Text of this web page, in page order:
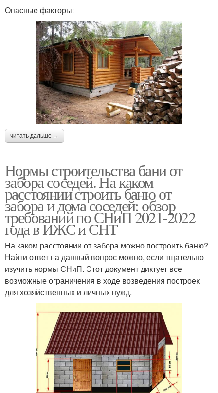
Опасные факторы:
читать дальше →
Нормы строительства бани от
забора соседей. На каком
расстоянии строить баню от
забора и дома соседей: обзор
требований по СНиП 2021-2022
года в ИЖС и СНТ
На каком расстоянии от забора можно построить баню?
Найти ответ на данный вопрос можно, если тщательно
изучить нормы СНиП. Этот документ диктует все
возможные ограничения в ходе возведения построек
для хозяйственных и личных нужд.